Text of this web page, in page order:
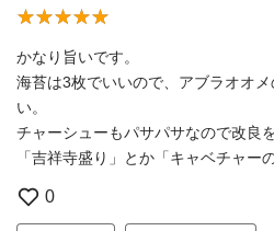
かなり旨いです。
海苔は3枚でいいので、アブラオオ
い。
チャーシューもパサパサなので改良を
「吉祥寺盛り」とか「キャベチャー
0